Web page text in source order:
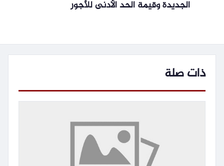
الجديدة وقيمة الحد الأدنى للأجور
ذات صلة